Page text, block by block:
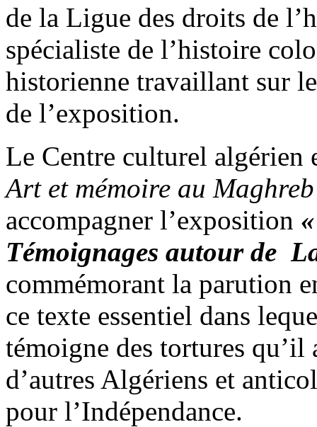
de la Ligue des droits de
spécialiste de l’histoire
historienne travaillant sur
de l’exposition.
Le Centre culturel algérien
Art et mémoire au Maghreb
accompagner l’exposition
Témoignages autour de
commémorant la parution
ce texte essentiel dans
témoigne des tortures
d’autres Algériens et
pour l’Indépendance.